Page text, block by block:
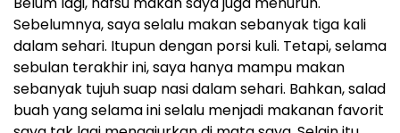
Sebelumnya, saya selalu makan sebanyak tiga kali
dalam sehari. Itupun dengan porsi kuli. Tetapi, selama
sebulan terakhir ini, saya hanya mampu makan
sebanyak tujuh suap nasi dalam sehari. Bahkan, salad
buah yang selama ini selalu menjadi makanan favorit